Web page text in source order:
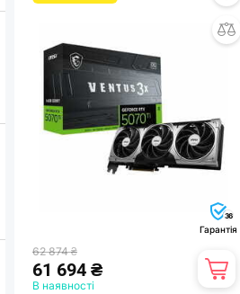
36
Гарантія
62 874 ₴
61 694 ₴
В наявності